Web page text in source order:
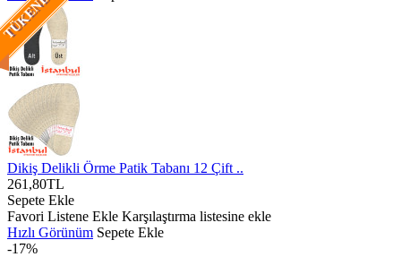
TÜKENDI
Dikiş Delikli Örme Patik Tabanı 12 Çift ..
261,80TL
Sepete Ekle
Favori Listene Ekle Karşılaştırma listesine ekle
Hızlı Görünüm Sepete Ekle
-17%